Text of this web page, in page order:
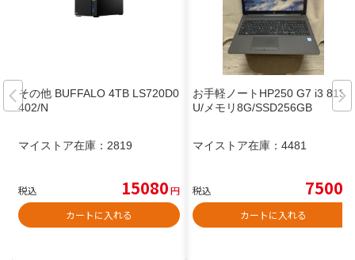
その他 BUFFALO 4TB LS720D0
402/N
マイストア在庫： 2819
税込 15080円
カートに入れる
お手軽ノートHP250 G7 i3 8130
U/メモリ8G/SSD256GB
マイストア在庫： 4481
税込 7500
カートに入れる